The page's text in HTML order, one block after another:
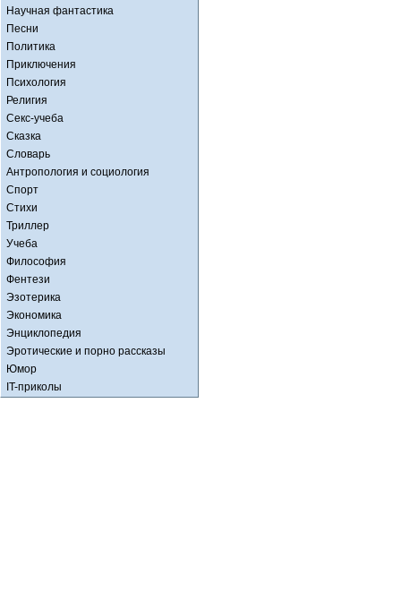
Научная фантастика
Песни
Политика
Приключения
Психология
Религия
Секс-учеба
Сказка
Словарь
Антропология и социология
Спорт
Стихи
Триллер
Учеба
Философия
Фентези
Эзотерика
Экономика
Энциклопедия
Эротические и порно рассказы
Юмор
IT-приколы